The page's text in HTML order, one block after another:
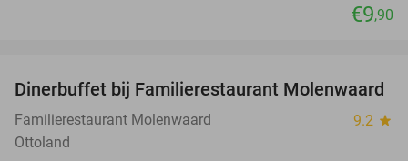
€9,90
20%
Dinerbuffet bij Familierestaurant Molenwaard
Familierestaurant Molenwaard 9.2 star
Ottoland